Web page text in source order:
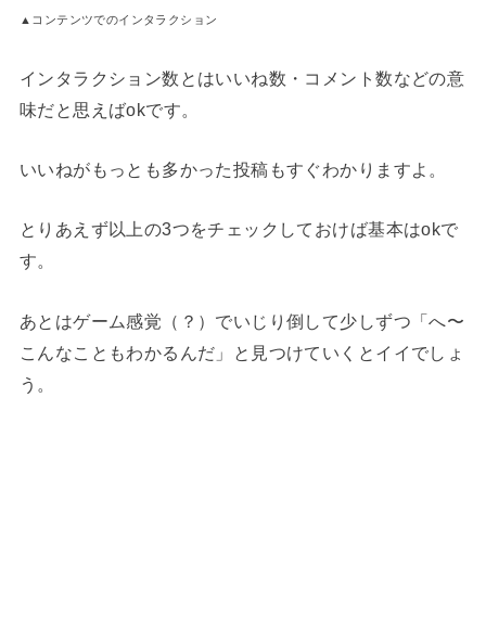
▲コンテンツでのインタラクション
インタラクション数とはいいね数・コメント数などの意
味だと思えばokです。
いいねがもっとも多かった投稿もすぐわかりますよ。
とりあえず以上の3つをチェックしておけば基本はokで
す。
あとはゲーム感覚（？）でいじり倒して少しずつ「へ〜
こんなこともわかるんだ」と見つけていくとイイでしょ
う。